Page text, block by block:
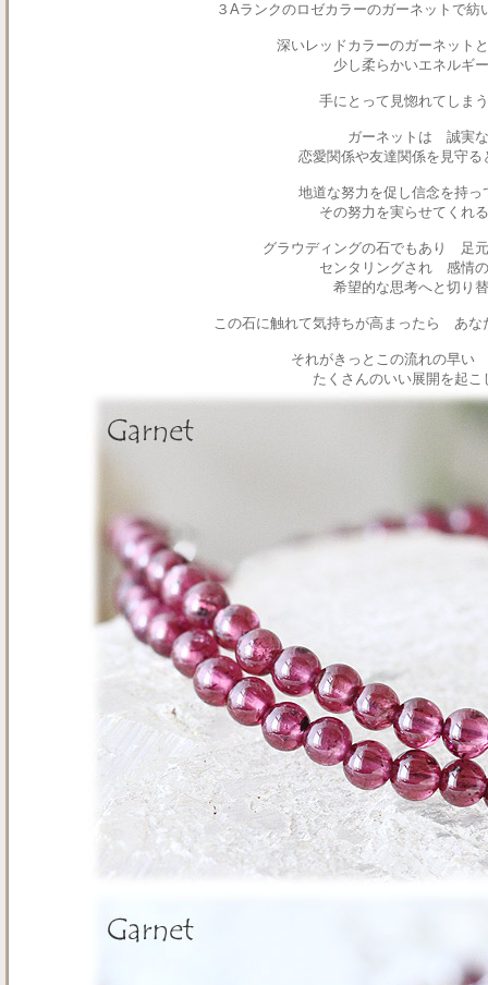
３Aランクのロゼカラーのガーネットで
深いレッドカラーのガーネッ
少し柔らかいエネルギ
手にとって見惚れてしま
ガーネットは 誠実
恋愛関係や友達関係を見守
地道な努力を促し信念を持
その努力を実らせてくれ
グラウディングの石でもあり 足
センタリングされ 感情
希望的な思考へと切り
この石に触れて気持ちが高まったら あな
それがきっとこの流れの早
たくさんのいい展開を起